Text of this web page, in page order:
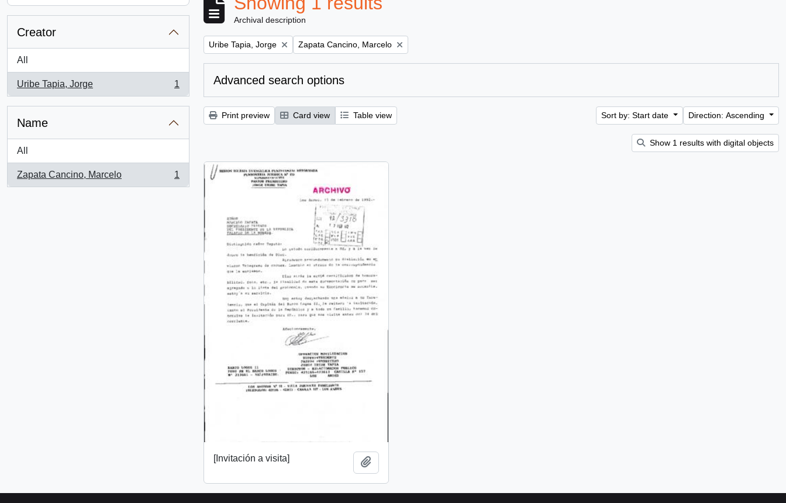
Creator
All
Uribe Tapia, Jorge
, 1 results
1
Name
All
Zapata Cancino, Marcelo
, 1 results
1
Archival description
Remove filter:
Uribe Tapia, Jorge Remove filter:
Zapata Cancino, Marcelo
Advanced search options
Print preview Card view Table view Sort by: Start date Direction: Ascending
Show 1 results with digital objects
[Invitación a visita]